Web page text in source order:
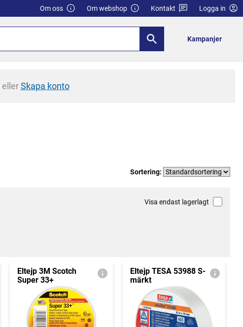
Om oss Om webshop Kontakt Logga in
Kampanjer
ellerSkapa konto
Sortering:
Visa endast lagerlagt
Eltejp 3M Scotch
Super 33+
Eltejp TESA 53988 S-
märkt